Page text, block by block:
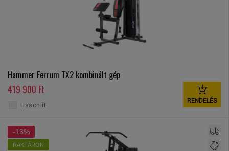
Hammer Ferrum TX2 kombinált gép
419 900 Ft
RENDELÉS
Hasonlít
-13%
RAKTÁRON